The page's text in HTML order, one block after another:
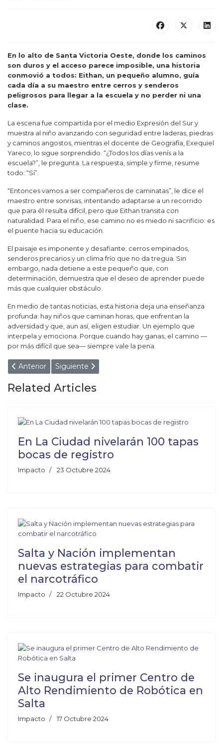
En lo alto de Santa Victoria Oeste, donde los caminos
son duros y el acceso parece imposible, una historia
conmovió a todos: Eithan, un pequeño alumno, guía
cada día a su maestro entre cerros y senderos
peligrosos para llegar a la escuela y no perder ni una
clase.
La escena fue compartida por el medio Expresión del Sur y
muestra al niño avanzando con seguridad entre laderas, piedras
y caminos angostos, mientras el docente de Geografía, Exequiel
Yareco, lo sigue sorprendido. “¿Todos los días venís a la
escuela?”, le pregunta. La respuesta, simple y firme, resume
todo: “Sí”.
“Entonces vamos a ser compañeros de caminatas”, le dice el
maestro entre sonrisas, intentando adaptarse a un recorrido
que para él resulta difícil, pero que Eithan transita con
naturalidad. Para el niño, ese camino no es miedo ni sacrificio: es
el puente hacia su educación.
El paisaje es imponente y desafiante: cerros empinados,
senderos precarios y un clima frío que no da tregua. Sin
embargo, nada detiene a este pequeño que, con
determinación, demuestra que el deseo de aprender puede
más que cualquier obstáculo.
En medio de tantas noticias, esta historia deja una enseñanza
profunda: hay niños que caminan horas, que enfrentan la
adversidad y que, aun así, eligen estudiar. Un ejemplo que
interpela y emociona. Porque cuando hay ganas, el camino —
por más difícil que sea— siempre vale la pena.
Artículo anterior: ¡TODOS POR UN HÉROE DE NUESTRA
Anterior Artículo siguiente: ¡HISTÓRICO ORGULLO
Siguiente
Related Articles
En La Ciudad nivelarán 100 tapas
bocas de registro
Impacto 23 Octubre 2024
Salta y Nación implementan
nuevas estrategias para combatir
el narcotráfico
Impacto 22 Octubre 2024
Se inaugura el primer Centro de
Alto Rendimiento de Robótica en
Salta
Impacto 17 Octubre 2024